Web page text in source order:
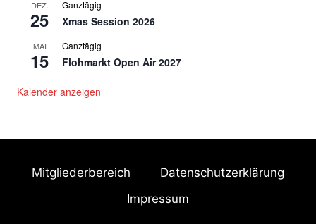
n
-
N
v
i
DEZ.
25
Ganztägig
Xmas Session 2026
MAI
15
Ganztägig
Flohmarkt Open Air 2027
Kalender anzeigen
Mitgliederbereich
Datenschutzerklärung
Impressum